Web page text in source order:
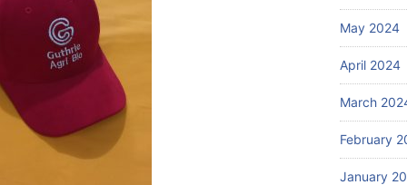
May 2024
April 2024
March
February
January